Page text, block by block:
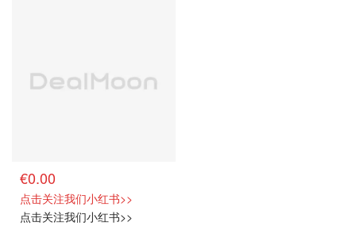
€0.00
点击关注我们小红书>>
点击关注我们小红书>>